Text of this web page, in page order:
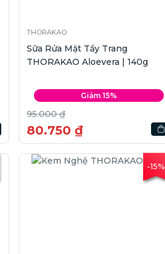
THORAKAO
Sữa Rửa Mặt Tẩy Trang
THORAKAO Aloevera | 140g
Giảm 15%
95.000 ₫
80.750 ₫
-15%